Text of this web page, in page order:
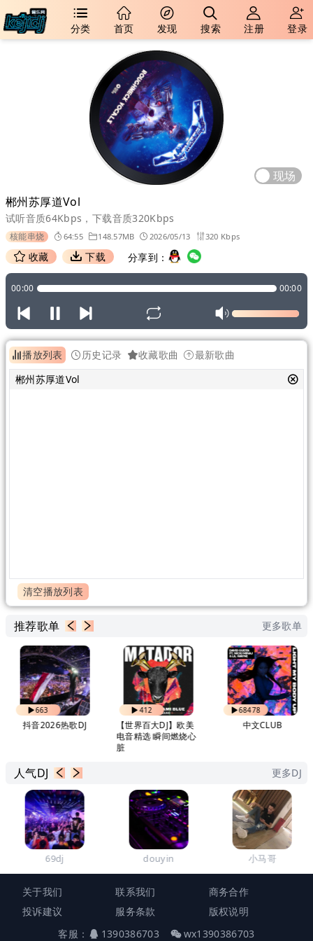
分类 首页 发现 搜索 注册 登录
现场
郴州苏厚道Vol
试听音质64Kbps，下载音质320Kbps
核能串烧 64:55 148.57MB 2026/05/13 320 Kbps
收藏 下载 分享到：
00:00 00:00
播放列表 历史记录 收藏歌曲
最新歌曲
郴州苏厚道Vol
清空播放列表
推荐歌单 更多歌单
663
抖音2026热歌DJ
412
【世界百大DJ】欧美
电音精选 瞬间燃烧心
脏
68478
中文CLUB
人气DJ 更多DJ
69dj douyin 小马哥
关于我们 联系我们
商务合作
投诉建议
服务条款
版权说明
客服：
1390386703 wx1390386703